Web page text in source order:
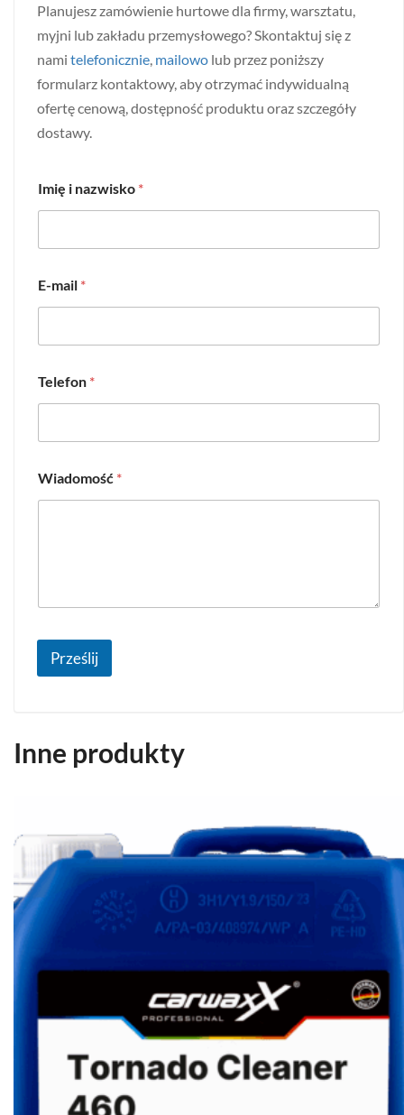
Planujesz zamówienie hurtowe dla firmy, warsztatu,
myjni lub zakładu przemysłowego? Skontaktuj się z
nami telefonicznie mailowo lub przez poniższy
formularz kontaktowy, aby otrzymać indywidualną
ofertę cenową, dostępność produktu oraz szczegóły
dostawy.
Imię i nazwisko *
E-mail *
Telefon *
Wiadomość *
Prześlij
Inne produkty